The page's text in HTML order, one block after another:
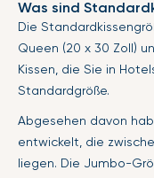
Was sind
Die
Queen (20 x 30 Zoll)
Kissen, die Sie in
Standardgröße.
Abgesehen davon
entwickelt, die
liegen. Die Jumbo-